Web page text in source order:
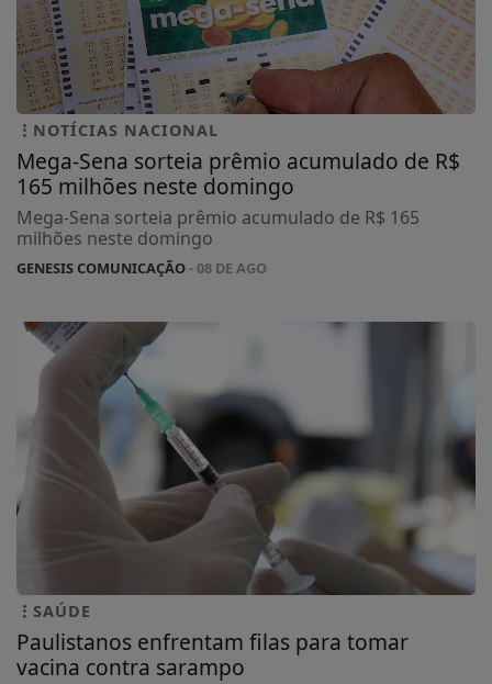
NOTÍCIAS NACIONAL
Mega-Sena sorteia prêmio acumulado de R$
165 milhões neste domingo
Mega-Sena sorteia prêmio acumulado de R$ 165
milhões neste domingo
GENESIS COMUNICAÇÃO- 08 DE AGO
SAÚDE
Paulistanos enfrentam filas para tomar
vacina contra sarampo